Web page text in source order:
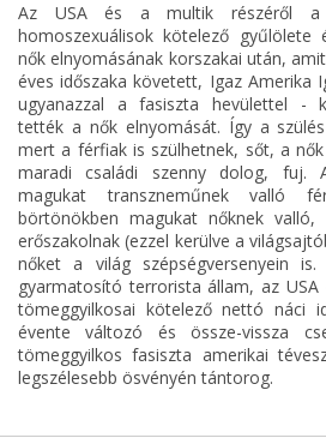
Az USA és a multik részéről
homoszexuálisok kötelező gyűlölete
nők elnyomásának korszakai után,
éves időszaka követett, Igaz Amerika
ugyanazzal a fasiszta hevülettel -
tették a nők elnyomását. Így a
mert a férfiak is szülhetnek, sőt, a
maradi családi szenny dolog, fuj.
magukat transzneműnek valló
börtönökben magukat nőknek
erőszakolnak (ezzel kerülve a
nőket a világ szépségversenyein
gyarmatosító terrorista állam, az USA
tömeggyilkosai kötelező nettó náci
évente változó és össze-vissza
tömeggyilkos fasiszta amerikai
legszélesebb ösvényén tántorog.